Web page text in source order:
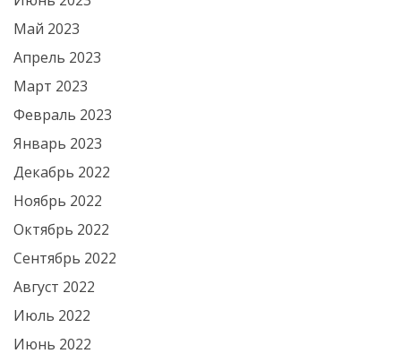
Май 2023
Апрель 2023
Март 2023
Февраль 2023
Январь 2023
Декабрь 2022
Ноябрь 2022
Октябрь 2022
Сентябрь 2022
Август 2022
Июль 2022
Июнь 2022